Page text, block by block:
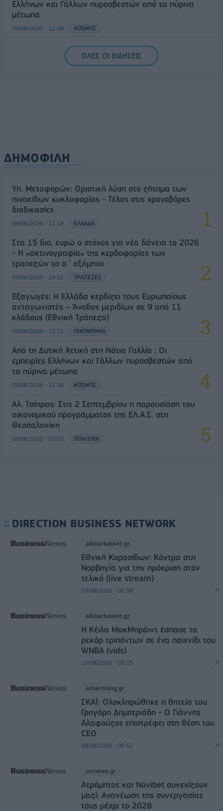
Ελλήνων και Γάλλων πυροσβεστών από τα πύρινα
μέτωπα
09/08/2026 - 12:08 ΚΟΣΜΟΣ
Δεύτερη πηγή εισοδήματος για τους επαγγελματίες
ψαράδες ο αλιευτικός τουρισμός
ΟΛΕΣ ΟΙ ΕΙΔΗΣΕΙΣ
ΔΗΜΟΦΙΛΗ
Υπ. Μεταφορών: Οριστική λύση στο ζήτημα των
πινακίδων κυκλοφορίας - Τέλος στις χρονοβόρες
διαδικασίες
09/08/2026 - 11:18 ΕΛΛΑΔΑ
Στα 15 δισ. ευρώ ο στόχος για νέα δάνεια το 2026
- Η «ακτινογραφία» της κερδοφορίας των
τραπεζών το α΄ εξάμηνο
09/08/2026 - 10:52 ΤΡΑΠΕΖΕΣ
Εξαγωγές: Η Ελλάδα κερδίζει τους Ευρωπαίους
ανταγωνιστές – Άνοδος μεριδίων σε 9 από 11
κλάδους (Εθνική Τράπεζα)
09/08/2026 - 13:51 ΟΙΚΟΝΟΜΙΑ
Από τη Δυτική Αττική στη Νότια Γαλλία : Οι
εμπειρίες Ελλήνων και Γάλλων πυροσβεστών από
τα πύρινα μέτωπα
09/08/2026 - 12:08 ΚΟΣΜΟΣ
Αλ. Τσίπρας: Στις 2 Σεπτεμβρίου η παρουσίαση του
οικονομικού προγράμματος της ΕΛ.Α.Σ. στη
Θεσσαλονίκη
09/08/2026 - 10:03 ΠΟΛΙΤΙΚΗ
DIRECTION BUSINESS NETWORK
allstarbasket.gr
Εθνική Κορασίδων: Κόντρα στη
Νορβηγία για την πρόκριση στον
τελικό (live stream)
10/08/2026 - 05:38
allstarbasket.gr
Η Κέιλα ΜακΜπράιντ έσπασε το
ρεκόρ τριπόντων σε ένα παιχνίδι του
WNBA (vids)
10/08/2026 - 05:25
advertising.gr
ΣΚΑΪ: Ολοκληρώθηκε η θητεία του
Γρηγόρη Δημητριάδη - Ο Γιάννης
Αλαφούζος επιστρέφει στη θέση του
CEO
08/08/2026 - 06:51
csrnews.gr
Ατρόμητος και Novibet συνεχίζουν
μαζί: Ανανέωση της συνεργασίας
τους μέχρι το 2028